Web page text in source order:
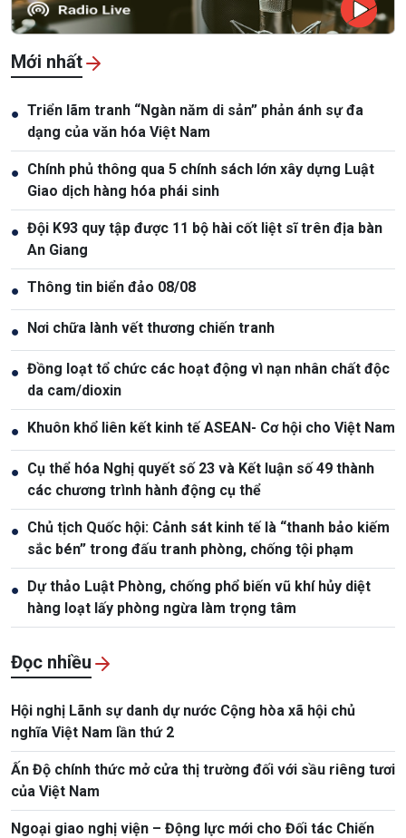
Mới nhất
● Triển lãm tranh “Ngàn năm di sản” phản ánh sự đa
dạng của văn hóa Việt Nam
● Chính phủ thông qua 5 chính sách lớn xây dựng Luật
Giao dịch hàng hóa phái sinh
● Đội K93 quy tập được 11 bộ hài cốt liệt sĩ trên địa bàn
An Giang
● Thông tin biển đảo 08/08
● Nơi chữa lành vết thương chiến tranh
● Đồng loạt tổ chức các hoạt động vì nạn nhân chất độc
da cam/dioxin
● Khuôn khổ liên kết kinh tế ASEAN- Cơ hội cho Việt Nam
● Cụ thể hóa Nghị quyết số 23 và Kết luận số 49 thành
các chương trình hành động cụ thể
● Chủ tịch Quốc hội: Cảnh sát kinh tế là “thanh bảo kiếm
sắc bén” trong đấu tranh phòng, chống tội phạm
● Dự thảo Luật Phòng, chống phổ biến vũ khí hủy diệt
hàng loạt lấy phòng ngừa làm trọng tâm
Đọc nhiều
Hội nghị Lãnh sự danh dự nước Cộng hòa xã hội chủ
nghĩa Việt Nam lần thứ 2
Ấn Độ chính thức mở cửa thị trường đối với sầu riêng tươi
của Việt Nam
Ngoại giao nghị viện – Động lực mới cho Đối tác Chiến